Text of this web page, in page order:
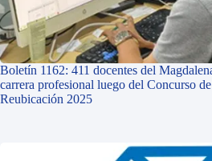
Boletín 1162: 411 docentes del
carrera profesional luego del Concurso
Reubicación 2025